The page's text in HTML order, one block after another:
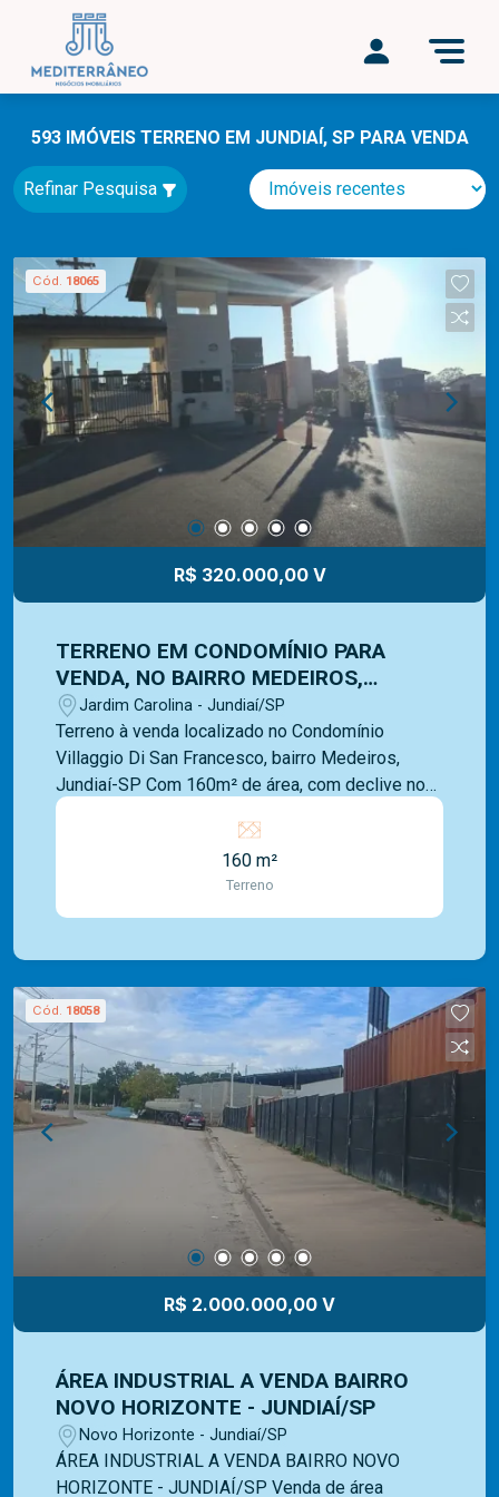
593 IMÓVEIS TERRENO EM JUNDIAÍ, SP PARA VENDA
Refinar Pesquisa
Cód. 18065
R$ 320.000,00 V
TERRENO EM CONDOMÍNIO PARA
VENDA, NO BAIRRO MEDEIROS,
CIDADE DE JUNDIAÍ-SP
Jardim Carolina - Jundiaí/SP
Terreno à venda localizado no Condomínio
Villaggio Di San Francesco, bairro Medeiros,
Jundiaí-SP Com 160m² de área, com declive nos
fundos, em ótima localização dentro do
condomínio, próximo à portaria. Condomínio com
portaria 24h. O condomínio ainda possui
playground, quadra poliesportiva, academia ao ar
livre e árvores frutíferas. Excelente localização,
mercado e com uma vasta experiência na
administração de imóveis para venda ou locação.
Contamos com uma ampla opção de imóveis
residenciais, comerciais e lançamentos e equipe
Mediterrâneo Imóveis é especializada e recebe
treinamento exclusivo para melhor te atender.
Ligue e solicite seu atendimento!
160 m²
Terreno
Cód. 18058
R$ 2.000.000,00 V
ÁREA INDUSTRIAL A VENDA BAIRRO
NOVO HORIZONTE - JUNDIAÍ/SP
Novo Horizonte - Jundiaí/SP
ÁREA INDUSTRIAL A VENDA BAIRRO NOVO
HORIZONTE - JUNDIAÍ/SP Venda de área